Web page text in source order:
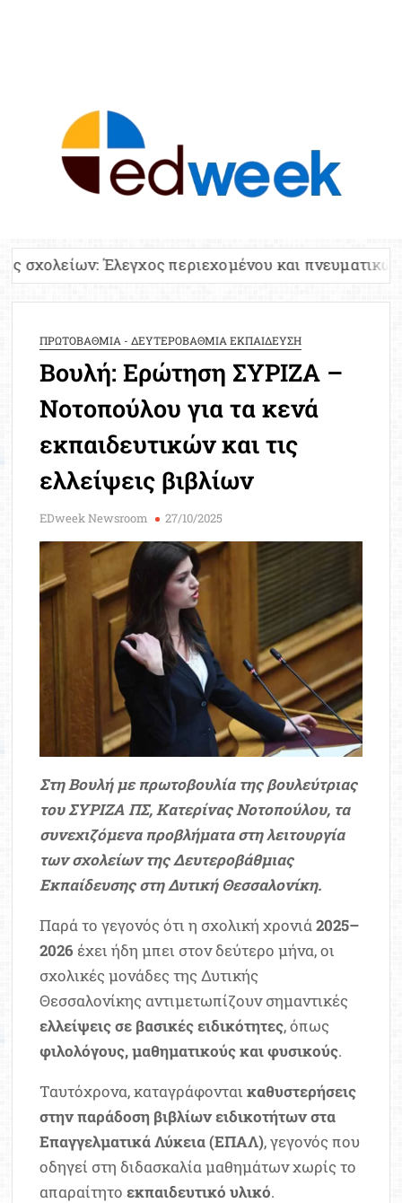
περιεχομένου και πνευματικών δικαιωμάτων
ΠΡΩΤΟΒΑΘΜΙΑ - ΔΕΥΤΕΡΟΒΑΘΜΙΑ ΕΚΠΑΙΔΕΥΣΗ
Βουλή: Ερώτηση ΣΥΡΙΖΑ –
Νοτοπούλου για τα κενά
εκπαιδευτικών και τις
ελλείψεις βιβλίων
EDweek Newsroom 27/10/2025
Στη Βουλή με πρωτοβουλία της βουλεύτριας
του ΣΥΡΙΖΑ ΠΣ, Κατερίνας Νοτοπούλου, τα
συνεχιζόμενα προβλήματα στη λειτουργία
των σχολείων της Δευτεροβάθμιας
Εκπαίδευσης στη Δυτική Θεσσαλονίκη.
Παρά το γεγονός ότι η σχολική χρονιά2025–
2026 έχει ήδη μπει στον δεύτερο μήνα, οι
σχολικές μονάδες της Δυτικής
Θεσσαλονίκης αντιμετωπίζουν σημαντικές
ελλείψεις σε βασικές ειδικότητες, όπως
φιλολόγους, μαθηματικούς και φυσικούς.
Ταυτόχρονα, καταγράφονταικαθυστερήσεις
στην παράδοση βιβλίων ειδικοτήτων στα
Επαγγελματικά Λύκεια (ΕΠΑΛ), γεγονός που
οδηγεί στη διδασκαλία μαθημάτων χωρίς το
απαραίτητοεκπαιδευτικό υλικό.